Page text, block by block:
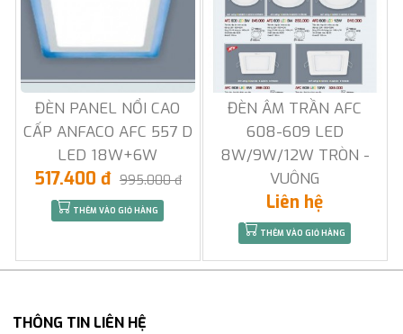
ĐÈN PANEL NỔI CAO
CẤP ANFACO AFC 557 D
LED 18W+6W
517.400 đ 995.000 đ
THÊM VÀO GIỎ HÀNG
ĐÈN ÂM TRẦN AFC
608-609 LED
8W/9W/12W TRÒN -
VUÔNG
Liên hệ
THÊM VÀO GIỎ HÀNG
THÔNG TIN LIÊN HỆ